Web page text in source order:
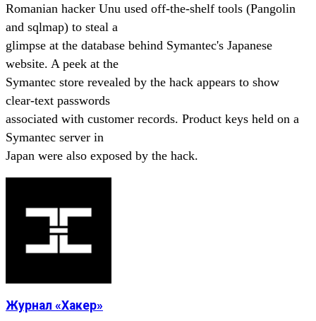
Romanian hacker Unu used off-the-shelf tools (Pangolin
and sqlmap) to steal a
glimpse at the database behind Symantec's Japanese
website. A peek at the
Symantec store revealed by the hack appears to show
clear-text passwords
associated with customer records. Product keys held on a
Symantec server in
Japan were also exposed by the hack.
Журнал «Хакер»